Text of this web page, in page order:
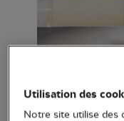
Utilisation des
Notre site utilise des